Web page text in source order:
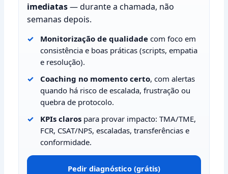
imediatas— durante a chamada, não
semanas depois.
Monitorização de qualidade com foco em
consistência e boas práticas (scripts, empatia
e resolução).
Coaching no momento certo, com alertas
quando há risco de escalada, frustração ou
quebra de protocolo.
KPIs claros para provar impacto: TMA/TME,
FCR, CSAT/NPS, escaladas, transferências e
conformidade.
Pedir diagnóstico (grátis)